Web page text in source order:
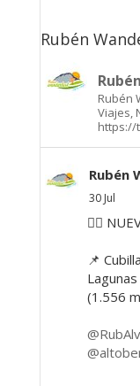
Rubén
Rubén
Viajes,
https://
Rubén
30 Jul
🚶‍♂️
📌
(1.556